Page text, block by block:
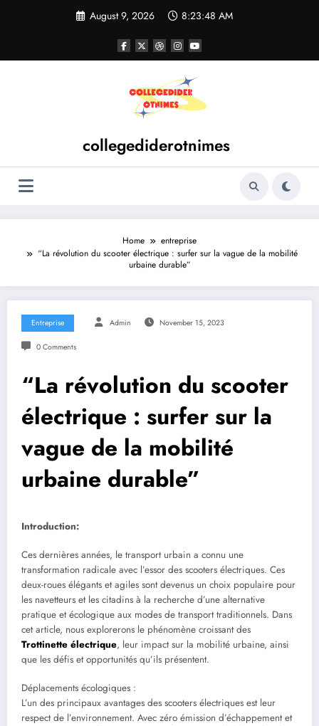
August 9, 2026 8:23:48 AM
collegediderotnimes
Home
entreprise
“La révolution du scooter électrique : surfer sur la vague de la mobilité
urbaine durable”
Entreprise Admin November 15, 2023
0 Comments
“La révolution du scooter
électrique : surfer sur la
vague de la mobilité
urbaine durable”
Introduction:
Ces dernières années, le transport urbain a connu une
transformation radicale avec l’essor des scooters électriques. Ces
deux-roues élégants et agiles sont devenus un choix populaire pour
les navetteurs et les citadins à la recherche d’une alternative
pratique et écologique aux modes de transport traditionnels. Dans
cet article, nous explorerons le phénomène croissant des
Trottinette électrique, leur impact sur la mobilité urbaine, ainsi
que les défis et opportunités qu’ils présentent.
Déplacements écologiques :
L’un des principaux avantages des scooters électriques est leur
respect de l’environnement. Avec zéro émission d’échappement et